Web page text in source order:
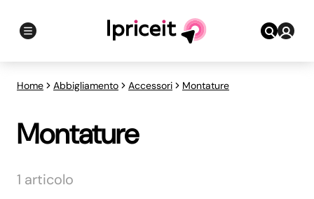
Home Abbigliamento Accessori Montature
Montature
1 articolo